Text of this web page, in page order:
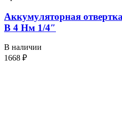
Аккумуляторная
В 4 Нм 1/4″
В наличии
1668 ₽